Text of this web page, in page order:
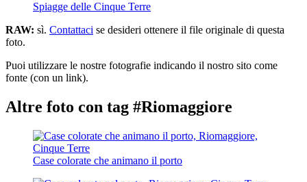
Spiagge delle Cinque Terre
RAW: sì. Contattaci se desideri ottenere il file originale di questa
foto.
Puoi utilizzare le nostre fotografie indicando il nostro sito come
fonte (con un link).
Altre foto con tag #Riomaggiore
Case colorate che animano il porto